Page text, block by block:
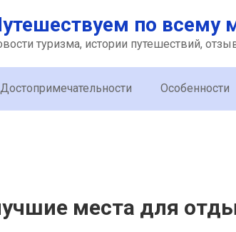
по всему
туризма, истории путешествий,
Достопримечательности Особенности
места для